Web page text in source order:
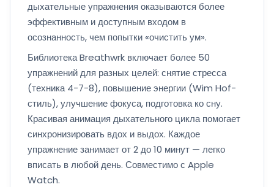
дыхательные упражнения оказываются более
эффективным и доступным входом в
осознанность, чем попытки «очистить ум».
Библиотека Breathwrk включает более 50
упражнений для разных целей: снятие стресса
(техника 4-7-8), повышение энергии (Wim Hof-
стиль), улучшение фокуса, подготовка ко сну.
Красивая анимация дыхательного цикла помогает
синхронизировать вдох и выдох. Каждое
упражнение занимает от 2 до 10 минут — легко
вписать в любой день. Совместимо с Apple
Watch.